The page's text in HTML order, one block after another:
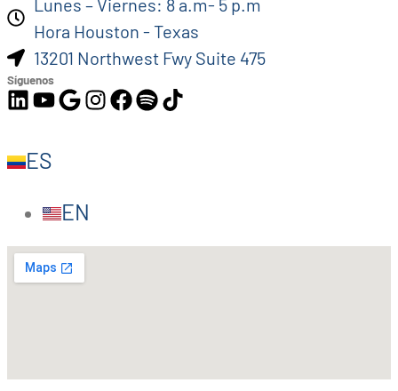
Lunes – Viernes: 8 a.m- 5 p.m
Hora Houston - Texas
13201 Northwest Fwy Suite 475
Síguenos
ES
EN